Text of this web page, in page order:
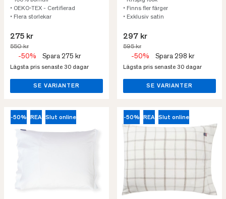
• OEKO-TEX - Certifierad
• Flera storlekar
275 kr
550 kr
-50% Spara 275 kr
Lägsta pris senaste 30 dagar
SE VARIANTER
• Finns fler färger
• Exklusiv satin
297 kr
595 kr
-50% Spara 298 kr
Lägsta pris senaste 30 dagar
SE VARIANTER
-50% REA Slut online -50% REA Slut online